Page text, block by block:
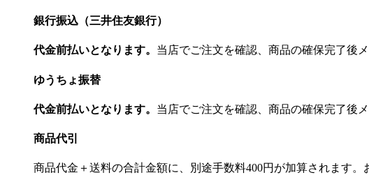
銀行振込（三井住友銀行）
代金前払いとなります。 当店でご注文を確認、商品の確保完了後
ゆうちょ振替
代金前払いとなります。 当店でご注文を確認、商品の確保完了後
商品代引
商品代金＋送料の合計金額に、別途手数料400円が加算されます